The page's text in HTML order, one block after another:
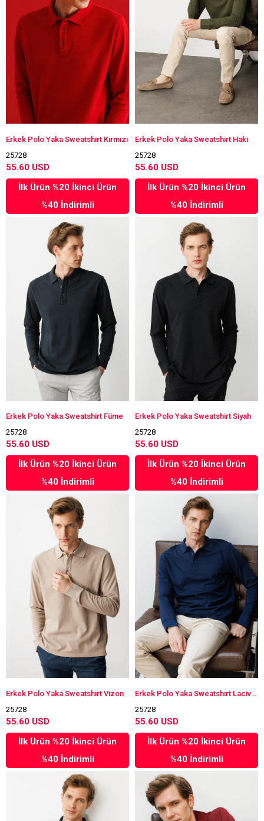
Erkek Polo Yaka Sweatshirt Kırmızı
25728
55.60 USD
İlk Ürün %20 İkinci Ürün
%40 İndirimli
Erkek Polo Yaka Sweatshirt Haki
25728
55.60 USD
İlk Ürün %20 İkinci Ürün
%40 İndirimli
Erkek Polo Yaka Sweatshirt Füme
25728
55.60 USD
İlk Ürün %20 İkinci Ürün
%40 İndirimli
Erkek Polo Yaka Sweatshirt Siyah
25728
55.60 USD
İlk Ürün %20 İkinci Ürün
%40 İndirimli
Erkek Polo Yaka Sweatshirt Vizon
25728
55.60 USD
İlk Ürün %20 İkinci Ürün
%40 İndirimli
Erkek Polo Yaka Sweatshirt Lacivert
25728
55.60 USD
İlk Ürün %20 İkinci Ürün
%40 İndirimli